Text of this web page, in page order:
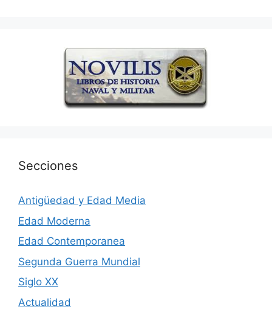
Secciones
Antigüedad y Edad Media
Edad Moderna
Edad Contemporanea
Segunda Guerra Mundial
Siglo XX
Actualidad